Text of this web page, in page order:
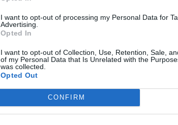
I want to opt-out of processing my Personal Data for
Advertising.
Opted In
I want to opt-out of Collection, Use, Retention, Sale,
of my Personal Data that Is Unrelated with the
was collected.
Opted Out
CONFIRM